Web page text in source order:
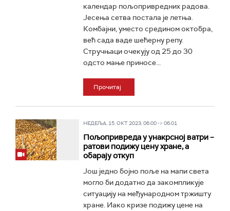
календар пољопривредних радова.
Јесења сетва постала је летња.
Комбајни, уместо средином октобра,
већ сада ваде шећерну репу.
Стручњаци очекују од 25 до 30
одсто мање приносе...
Прочитај
НЕДЕЉА, 15. ОКТ 2023, 06:00 -> 06:01
Пољопривреда у унакрсној ватри –
ратови подижу цену хране, а
обарају откуп
Још једно бојно поље на мапи света
могло би додатно да закомпликује
ситуацију на међународном тржишту
хране. Иако кризе подижу цене на